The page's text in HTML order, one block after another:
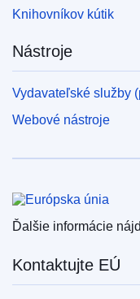
Knihovníkov kútik
Nástroje
Vydavateľské služby
Webové nástroje
Ďalšie informácie
Kontaktujte EÚ